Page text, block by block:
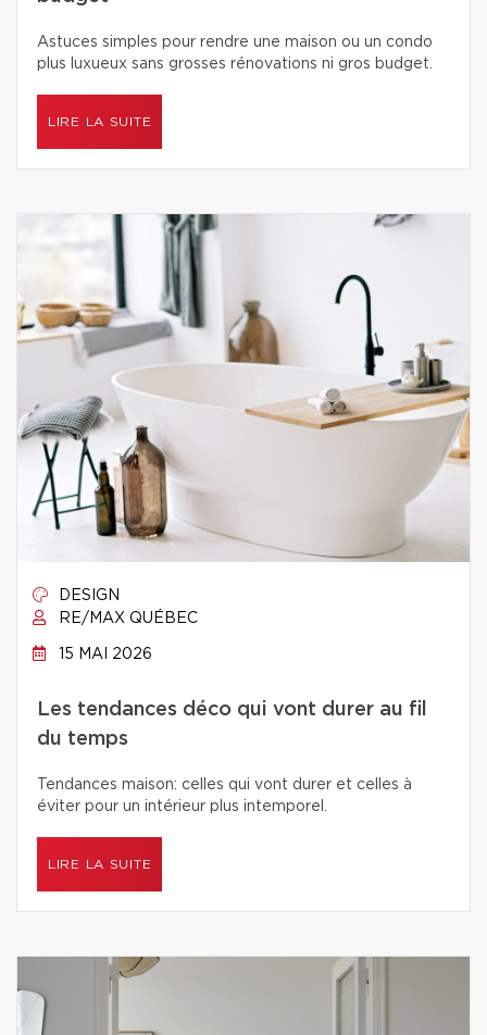
Astuces simples pour rendre une maison ou un condo
plus luxueux sans grosses rénovations ni gros budget.
LIRE LA SUITE
DESIGN
RE/MAX QUÉBEC
15 MAI 2026
Les tendances déco qui vont durer au fil
du temps
Tendances maison: celles qui vont durer et celles à
éviter pour un intérieur plus intemporel.
LIRE LA SUITE